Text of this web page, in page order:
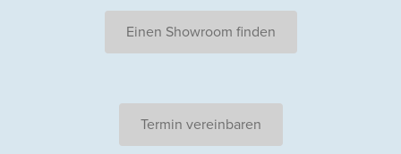
Einen Showroom finden
Termin vereinbaren